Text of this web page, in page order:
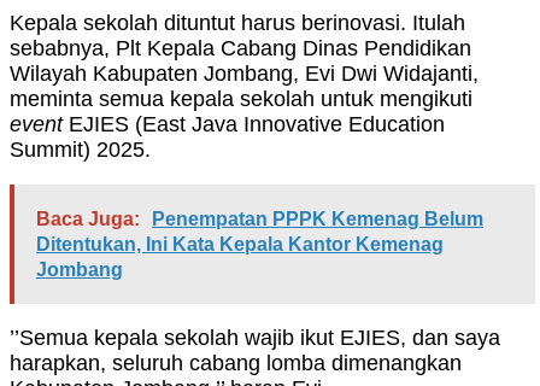
Kepala sekolah dituntut harus berinovasi. Itulah
sebabnya, Plt Kepala Cabang Dinas Pendidikan
Wilayah Kabupaten Jombang, Evi Dwi Widajanti,
meminta semua kepala sekolah untuk mengikuti
event EJIES (East Java Innovative Education
Summit) 2025.
Baca Juga:
Penempatan PPPK Kemenag Belum
Ditentukan, Ini Kata Kepala Kantor Kemenag
Jombang
’’Semua kepala sekolah wajib ikut EJIES, dan saya
harapkan, seluruh cabang lomba dimenangkan